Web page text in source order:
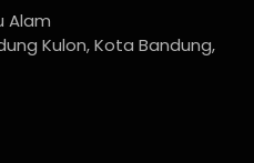
Alam
Kulon, Kota Bandung,